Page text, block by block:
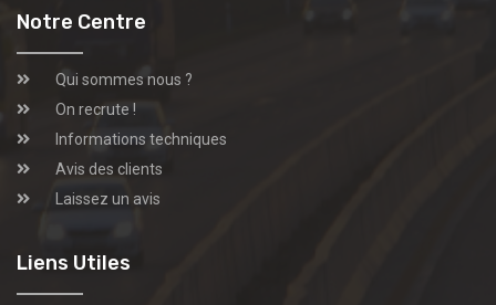
Notre Centre
Qui sommes nous ?
On recrute !
Informations techniques
Avis des clients
Laissez un avis
Liens Utiles